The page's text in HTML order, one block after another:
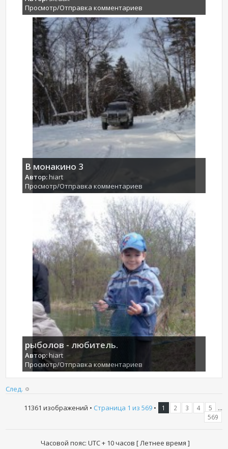
Просмотр/Отправка комментариев
В монакино 3
Автор:hiart
Просмотр/Отправка комментариев
рыболов - любитель.
Автор:hiart
Просмотр/Отправка комментариев
След.
11361 изображений • Страница 1 из 569• 1 2 3 4 5 ...
569
Часовой пояс: UTC + 10 часов [ Летнее время ]